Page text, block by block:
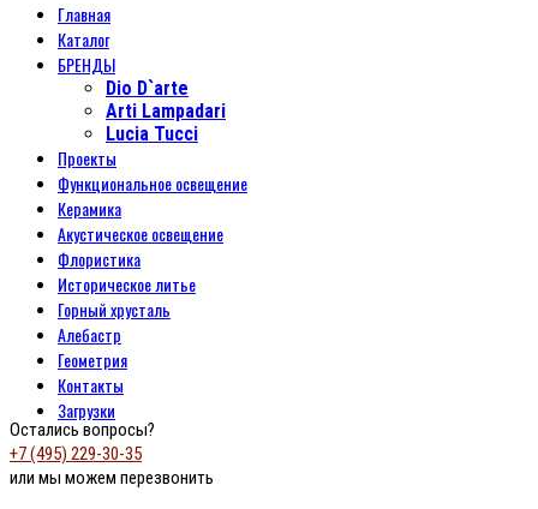
Главная
Каталог
БРЕНДЫ
Dio D`arte
Arti Lampadari
Lucia Tucci
Проекты
Функциональное освещение
Керамика
Акустическое освещение
Флористика
Историческое литье
Горный хрусталь
Алебастр
Геометрия
Контакты
Загрузки
Остались вопросы?
+7 (495) 229-30-35
или мы можем перезвонить